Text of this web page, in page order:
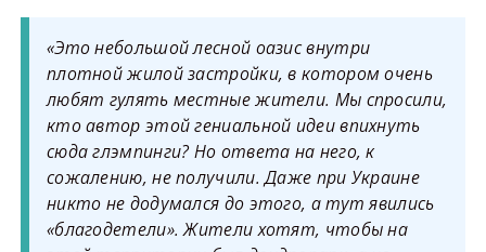
«Это небольшой лесной оазис внутри
плотной жилой застройки, в котором очень
любят гулять местные жители. Мы спросили,
кто автор этой гениальной идеи впихнуть
сюда глэмпинги? Но ответа на него, к
сожалению, не получили. Даже при Украине
никто не додумался до этого, а тут явились
«благодетели». Жители хотят, чтобы на